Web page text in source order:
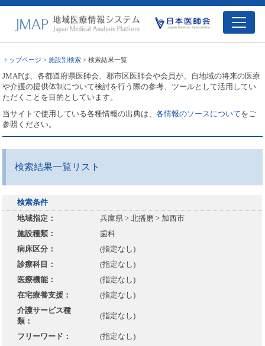
トップページ >施設別検索 > 検索結果一覧
JMAPは、各都道府県医師会、郡市区医師会や会員が、自地域の将来の医療
や介護の提供体制について検討を行う際の参考、ツールとして活用してい
ただくことを目的としています。
当サイトで使用している各種情報の出典は、各情報のソースについてをご
参照ください。
検索結果一覧リスト
検索条件
地域指定：
兵庫県 > 北播磨 > 加西市
施設種類：
歯科
病床区分：
(指定なし)
診療科目：
(指定なし)
医療機能：
(指定なし)
在宅療養支援：
(指定なし)
介護サービス種
類：
(指定なし)
フリーワード： (指定なし)